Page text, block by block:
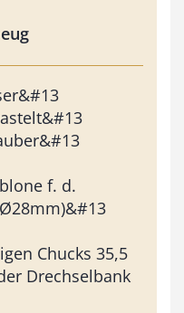
f. d.
Chucks 35,5
Drechselbank